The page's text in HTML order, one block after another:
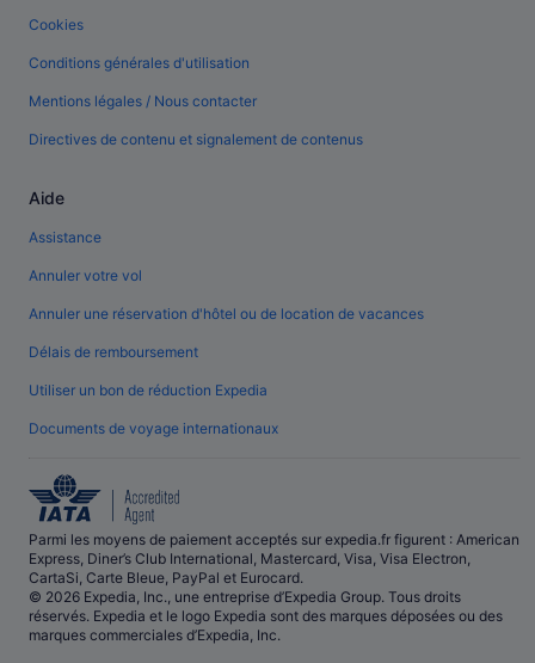
Cookies
Conditions générales d'utilisation
Mentions légales / Nous contacter
Directives de contenu et signalement de contenus
Aide
Assistance
Annuler votre vol
Annuler une réservation d'hôtel ou de location de vacances
Délais de remboursement
Utiliser un bon de réduction Expedia
Documents de voyage internationaux
Parmi les moyens de paiement acceptés sur expedia.fr figurent : American
Express, Diner’s Club International, Mastercard, Visa, Visa Electron,
CartaSi, Carte Bleue, PayPal et Eurocard.
© 2026 Expedia, Inc., une entreprise d’Expedia Group. Tous droits
réservés. Expedia et le logo Expedia sont des marques déposées ou des
marques commerciales d’Expedia, Inc.